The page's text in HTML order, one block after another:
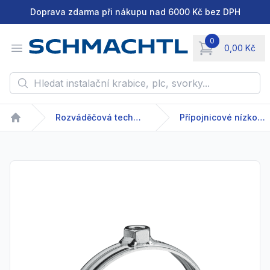
Doprava zdarma při nákupu nad 6000 Kč bez DPH
Open menu
0
0,00 Kč
items in cart,
Hledat instalační krabice, plc, svorky...
Home
Rozváděčová technika Přípojnicové nízkonapětové systémy